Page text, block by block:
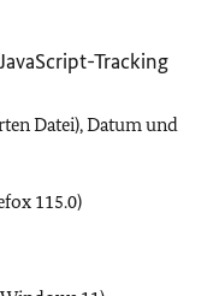
JavaScript-Tracking
Datei), Datum und
115.0)